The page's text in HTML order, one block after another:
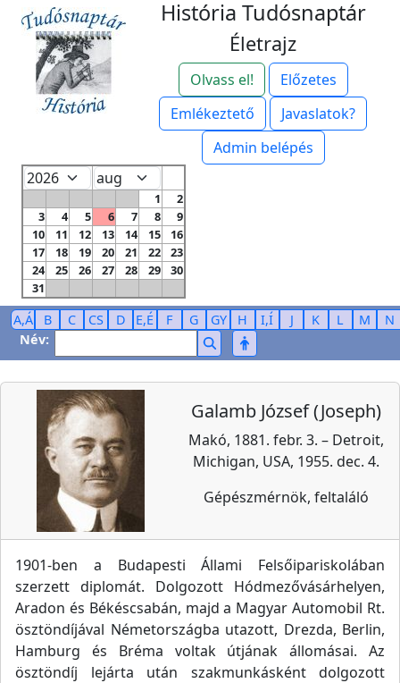
História Tudósnaptár
Életrajz
Olvass el!
Előzetes
Emlékeztető
Javaslatok?
Admin belépés
1
2
3
4 5 6 7 8
9
10
11 12 13 14 15
16
17
18 19 20 21 22
23
24
25 26 27 28 29
30
31
A,Á B C CS D E,É F G GY H I,Í J K L M
N
Név:
Galamb József (Joseph)
Makó, 1881. febr. 3. – Detroit,
Michigan, USA, 1955. dec. 4.
Gépészmérnök, feltaláló
1901-ben a Budapesti Állami Felsőipariskolában
szerzett diplomát. Dolgozott Hódmezővásárhelyen,
Aradon és Békéscsabán, majd a Magyar Automobil Rt.
ösztöndíjával Németországba utazott, Drezda, Berlin,
Hamburg és Bréma voltak útjának állomásai. Az
ösztöndíj lejárta után szakmunkásként dolgozott